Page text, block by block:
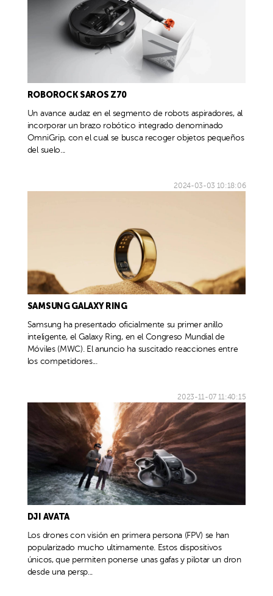
ROBOROCK SAROS Z70
Un avance audaz en el segmento de robots aspiradores, al
incorporar un brazo robótico integrado denominado
OmniGrip, con el cual se busca recoger objetos pequeños
del suelo...
2024-03-03 10:18:06
SAMSUNG GALAXY RING
Samsung ha presentado oficialmente su primer anillo
inteligente, el Galaxy Ring, en el Congreso Mundial de
Móviles (MWC). El anuncio ha suscitado reacciones entre
los competidores...
2023-11-07 11:40:15
DJI AVATA
Los drones con visión en primera persona (FPV) se han
popularizado mucho ultimamente. Estos dispositivos
únicos, que permiten ponerse unas gafas y pilotar un dron
desde una persp...